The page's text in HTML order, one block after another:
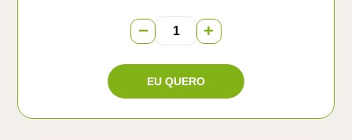
− +